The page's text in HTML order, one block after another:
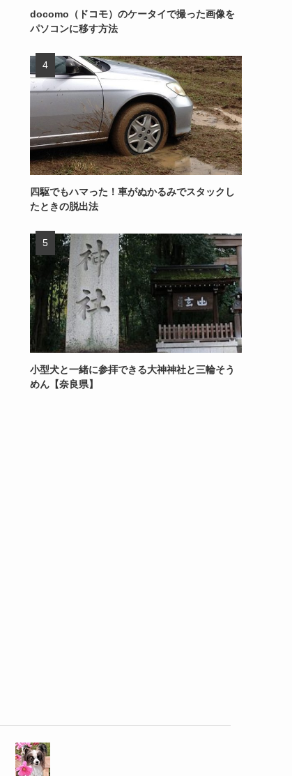
docomo（ドコモ）のケータイで撮った画像を
パソコンに移す方法
四駆でもハマった！車がぬかるみでスタックし
たときの脱出法
小型犬と一緒に参拝できる大神神社と三輪そう
めん【奈良県】